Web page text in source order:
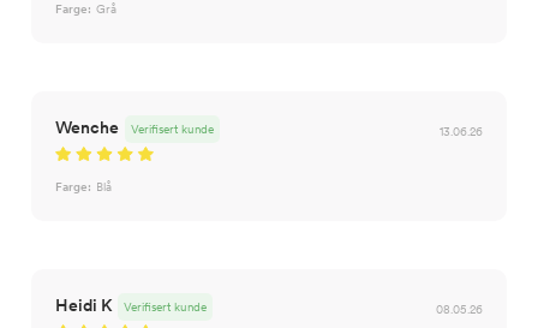
Farge: Grå
Wenche 13.06.26
Verifisert kunde
Farge: Blå
Heidi K 08.05.26
Verifisert kunde